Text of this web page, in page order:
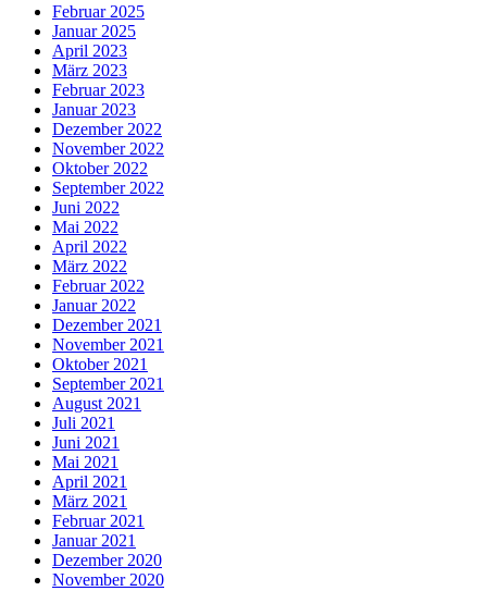
Februar 2025
Januar 2025
April 2023
März 2023
Februar 2023
Januar 2023
Dezember 2022
November 2022
Oktober 2022
September 2022
Juni 2022
Mai 2022
April 2022
März 2022
Februar 2022
Januar 2022
Dezember 2021
November 2021
Oktober 2021
September 2021
August 2021
Juli 2021
Juni 2021
Mai 2021
April 2021
März 2021
Februar 2021
Januar 2021
Dezember 2020
November 2020